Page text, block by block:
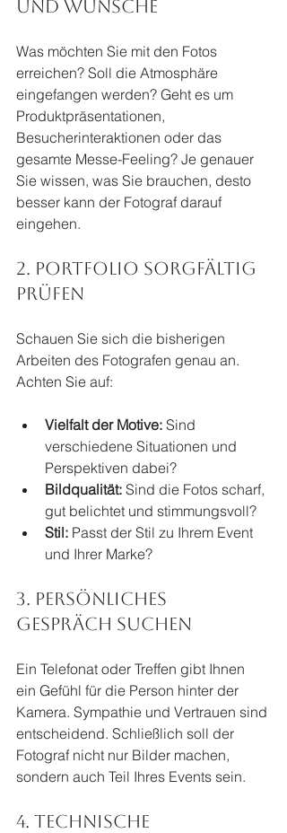
und Wünsche
Was möchten Sie mit den Fotos
erreichen? Soll die Atmosphäre
eingefangen werden? Geht es um
Produktpräsentationen,
Besucherinteraktionen oder das
gesamte Messe-Feeling? Je genauer
Sie wissen, was Sie brauchen, desto
besser kann der Fotograf darauf
eingehen.
2. Portfolio sorgfältig
prüfen
Schauen Sie sich die bisherigen
Arbeiten des Fotografen genau an.
Achten Sie auf:
Vielfalt der Motive: Sind
verschiedene Situationen und
Perspektiven dabei?
Bildqualität: Sind die Fotos scharf,
gut belichtet und stimmungsvoll?
Stil: Passt der Stil zu Ihrem Event
und Ihrer Marke?
3. Persönliches
Gespräch suchen
Ein Telefonat oder Treffen gibt Ihnen
ein Gefühl für die Person hinter der
Kamera. Sympathie und Vertrauen sind
entscheidend. Schließlich soll der
Fotograf nicht nur Bilder machen,
sondern auch Teil Ihres Events sein.
4. Technische